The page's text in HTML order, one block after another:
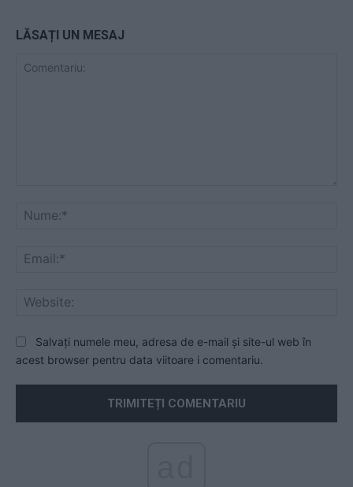
LĂSAȚI UN MESAJ
Salvați numele meu, adresa de e-mail și site-ul web în
acest browser pentru data viitoare i comentariu.